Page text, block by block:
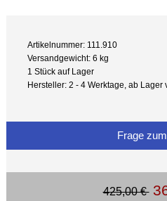
Artikelnummer: 111.910
Versandgewicht: 6 kg
1 Stück auf Lager
Hersteller: 2 - 4 Werktage, ab
Frage
425,00 €